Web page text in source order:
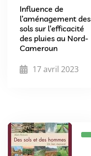
Influence de
l’aménagement des
sols sur l’efficacité
des pluies au Nord-
Cameroun
17 avril 2023